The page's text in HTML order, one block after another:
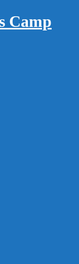
Camp